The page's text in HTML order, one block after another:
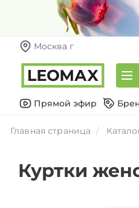
Москва г
Прямой эфир
Главная страница
Куртки